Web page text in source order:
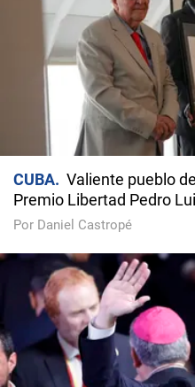
CUBA
Valiente pueblo
Premio Libertad Pedro
Por Daniel Castropé